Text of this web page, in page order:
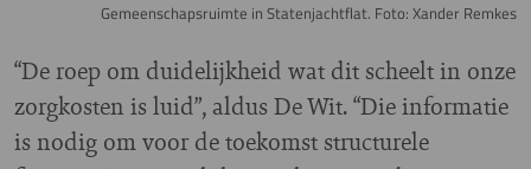
Gemeenschapsruimte in Statenjachtflat. Foto: Xander Remkes
“De roep om duidelijkheid wat dit scheelt in onze
zorgkosten is luid”, aldus De Wit. “Die informatie
is nodig om voor de toekomst structurele